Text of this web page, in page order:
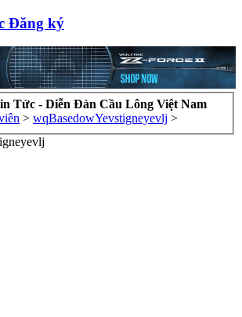
Đăng ký
Tức - Diễn Đàn Cầu Lông Việt Nam
> wqBasedowYevstigneyevlj >